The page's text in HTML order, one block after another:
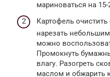
мариноваться на
Картофель
нарезать
можно
Промокнуть
влагу. Разогреть
маслом и обжарить